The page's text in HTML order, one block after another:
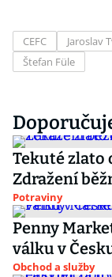
CEFC Jaroslav
Štefan Füle
Tekuté zlato
Zdražení
Potraviny
Penny
válku v
Obchod a služby